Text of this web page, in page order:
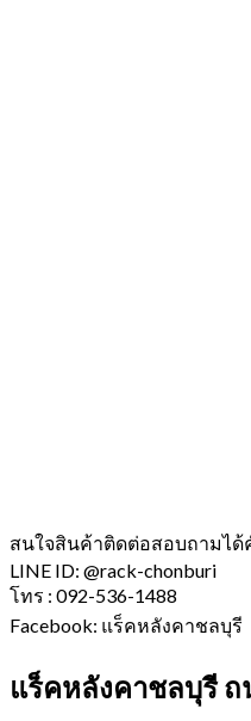
สนใจสินค้าติดต่อสอบถามได้
LINE ID: @rack-chonburi
โทร : 092-536-1488
Facebook: แร็คหลังคาชลบุรี
แร็คหลังคาชลบุรี